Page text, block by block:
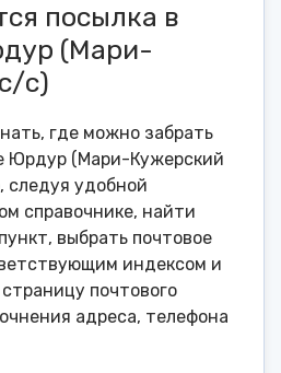
посылка в
(Мари-
с)
где можно забрать
Юрдур (Мари-Кужерский
следуя удобной
справочнике, найти
выбрать почтовое
индексом и
почтового
адреса, телефона